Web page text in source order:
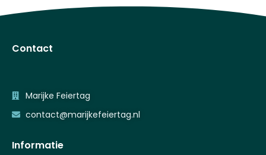
Contact
Marijke Feiertag
contact@marijkefeiertag.nl
Informatie